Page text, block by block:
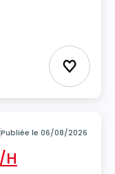
Ajouter
Publiée le 06/08/2026